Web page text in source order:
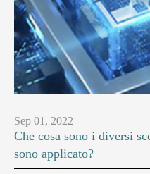
Sep 01, 2022
Che cosa sono i diversi
sono applicato?